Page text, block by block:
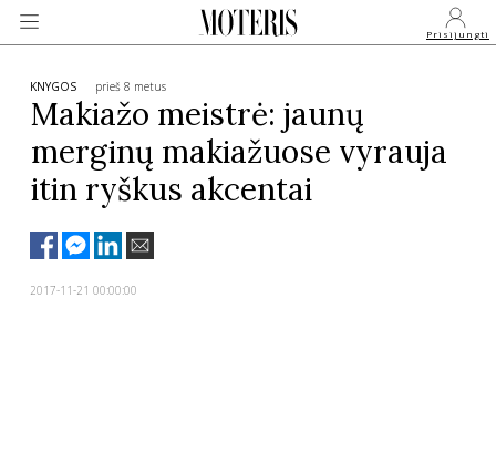
Prisijungti
VEIDAI
MADA
KNYGOS prieš 8 metus
Makiažo meistrė: jaunų
merginų makiažuose vyrauja
itin ryškus akcentai
2017-11-21 00:00:00